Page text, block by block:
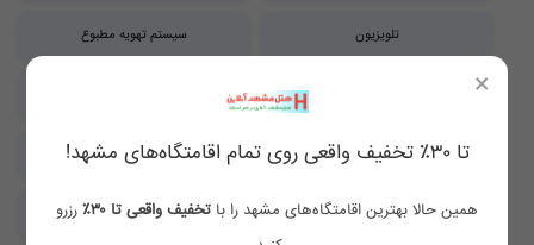
تلویزیون سیستم تهویه مطبوع
یخچال سیستم گرمایش و سرمایش
رخت آویز سرویس بهداشتی فرنگی
×
تا ۳۰٪ تخفیف واقعی روی تمام اقامتگاه‌های مشهد!
همین حالا بهترین اقامتگاه‌های مشهد را با تخفیف واقعی تا ۳۰٪
رزرو